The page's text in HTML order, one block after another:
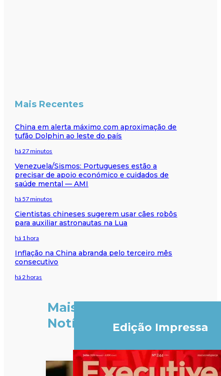
Mais Recentes
China em alerta máximo com aproximação de
tufão Dolphin ao leste do país
há 27 minutos
Venezuela/Sismos: Portugueses estão a
precisar de apoio económico e cuidados de
saúde mental — AMI
há 57 minutos
Cientistas chineses sugerem usar cães robôs
para auxiliar astronautas na Lua
há 1 hora
Inflação na China abranda pelo terceiro mês
consecutivo
há 2 horas
Mais
Notícias
Edição Impressa